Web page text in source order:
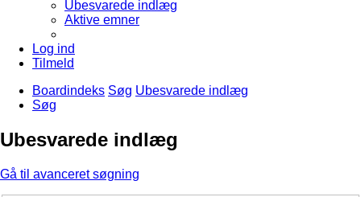
Ubesvarede indlæg
Aktive emner
Log ind
Tilmeld
Boardindeks Søg Ubesvarede indlæg
Søg
Ubesvarede indlæg
Gå til avanceret søgning